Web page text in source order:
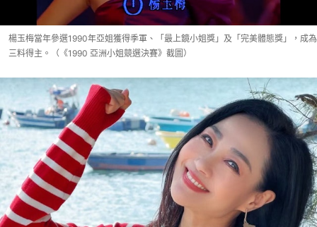
楊玉梅當年參選1990年亞姐獲得季軍、「最上鏡小姐獎」及「完美體態獎」，成為
三料得主。（《1990 亞洲小姐競選決賽》截圖）